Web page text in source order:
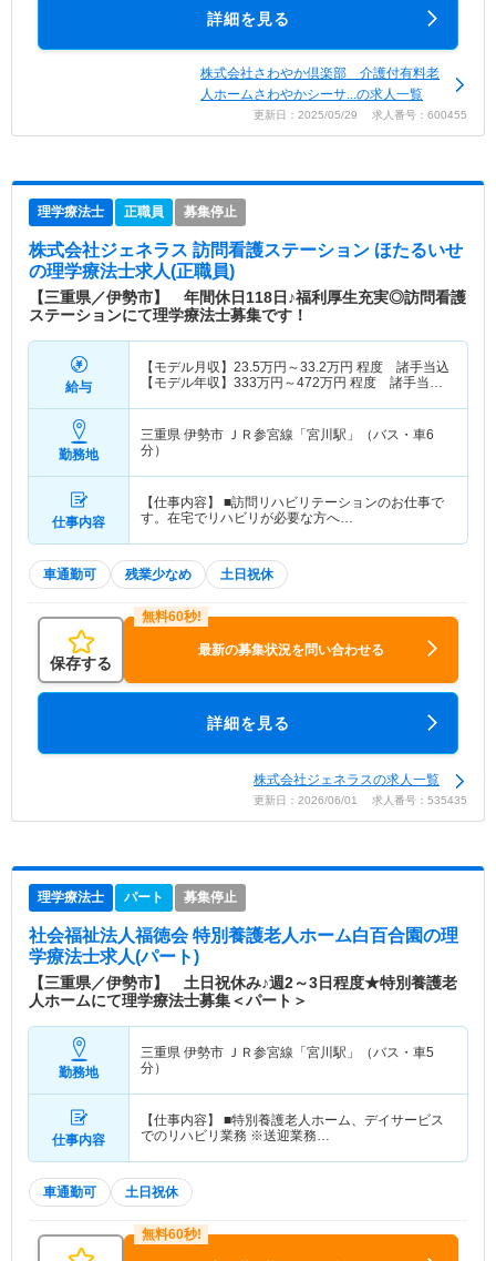
詳細を見る
株式会社さわやか倶楽部 介護付有料老
人ホームさわやかシーサ...の求人一覧
更新日：2025/05/29 求人番号：600455
理学療法士 正職員 募集停止
株式会社ジェネラス 訪問看護ステーション ほたるいせ
の理学療法士求人(正職員)
【三重県／伊勢市】 年間休日118日♪福利厚生充実◎訪問看護
ステーションにて理学療法士募集です！
給与
【モデル月収】 23.5万円～33.2万円 程度 諸手当込
【モデル年収】 333万円～472万円 程度 諸手当・
勤務地
三重県 伊勢市 ＪＲ参宮線「宮川駅」（バス・車6
分）
仕事内容
【仕事内容】 ■訪問リハビリテーションのお仕事で
す。在宅でリハビリが必要な方へ…
車通勤可 残業少なめ 土日祝休
保存する
最新の募集状況を問い合わせる
詳細を見る
株式会社ジェネラスの求人一覧
更新日：2026/06/01 求人番号：535435
理学療法士 パート 募集停止
社会福祉法人福徳会 特別養護老人ホーム白百合園の理
学療法士求人(パート)
【三重県／伊勢市】 土日祝休み♪週2～3日程度★特別養護老
人ホームにて理学療法士募集＜パート＞
勤務地
三重県 伊勢市 ＪＲ参宮線「宮川駅」（バス・車5
分）
仕事内容
【仕事内容】 ■特別養護老人ホーム、デイサービス
でのリハビリ業務 ※送迎業務…
車通勤可 土日祝休